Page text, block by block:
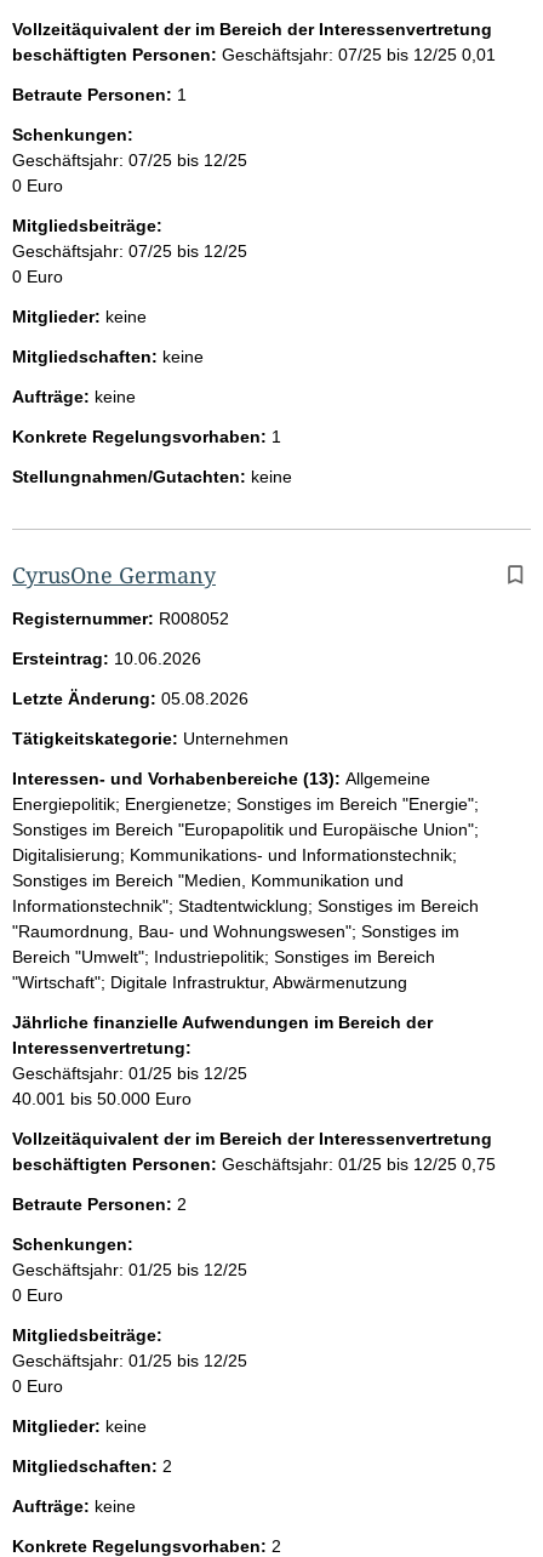
Vollzeitäquivalent der im Bereich der Interessenvertretung
beschäftigten Personen: Geschäftsjahr: 07/25 bis 12/25 0,01
Betraute Personen: 1
Schenkungen:
Geschäftsjahr: 07/25 bis 12/25
0 Euro
Mitgliedsbeiträge:
Geschäftsjahr: 07/25 bis 12/25
0 Euro
Mitglieder: keine
Mitgliedschaften: keine
Aufträge: keine
Konkrete Regelungsvorhaben: 1
Stellungnahmen/Gutachten: keine
CyrusOne Germany
Registernummer: R008052
Ersteintrag: 10.06.2026
Letzte Änderung: 05.08.2026
Tätigkeitskategorie: Unternehmen
Interessen- und Vorhabenbereiche (13): Allgemeine
Energiepolitik; Energienetze; Sonstiges im Bereich "Energie";
Sonstiges im Bereich "Europapolitik und Europäische Union";
Digitalisierung; Kommunikations- und Informationstechnik;
Sonstiges im Bereich "Medien, Kommunikation und
Informationstechnik"; Stadtentwicklung; Sonstiges im Bereich
"Raumordnung, Bau- und Wohnungswesen"; Sonstiges im
Bereich "Umwelt"; Industriepolitik; Sonstiges im Bereich
"Wirtschaft"; Digitale Infrastruktur, Abwärmenutzung
Jährliche finanzielle Aufwendungen im Bereich der
Interessenvertretung:
Geschäftsjahr: 01/25 bis 12/25
40.001 bis 50.000 Euro
Vollzeitäquivalent der im Bereich der Interessenvertretung
beschäftigten Personen: Geschäftsjahr: 01/25 bis 12/25 0,75
Betraute Personen: 2
Schenkungen:
Geschäftsjahr: 01/25 bis 12/25
0 Euro
Mitgliedsbeiträge:
Geschäftsjahr: 01/25 bis 12/25
0 Euro
Mitglieder: keine
Mitgliedschaften: 2
Aufträge: keine
Konkrete Regelungsvorhaben: 2